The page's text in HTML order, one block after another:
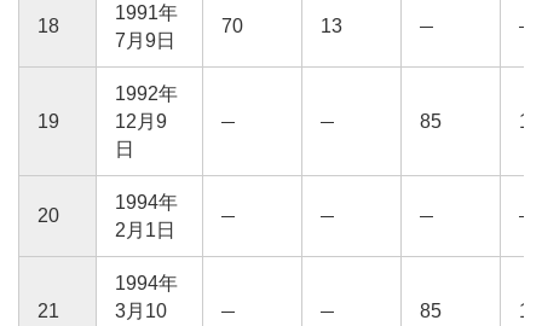
18
1991年
7月9日
70 13
19
1992年
12月9
日
85 15
20
1994年
2月1日
21
1994年
3月10
85 15